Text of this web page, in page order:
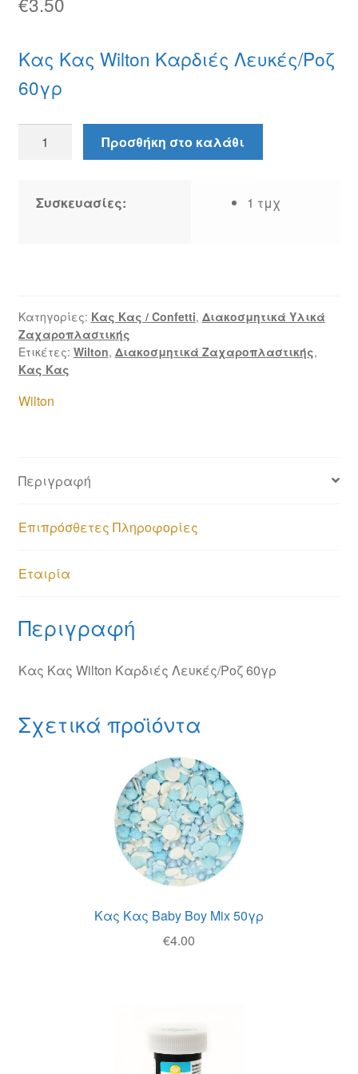
Κας Κας Wilton Καρδιές Λευκές/Ροζ
60γρ
Λευκές/
Προσθήκη στο καλάθι
Συσκευασίες: 1 τμχ
Κατηγορίες: Κας Κας / Confetti, Διακοσμητικά Υλικά
Ζαχαροπλαστικής
Ετικέτες: Wilton, Διακοσμητικά Ζαχαροπλαστικής,
Κας Κας
Wilton
Περιγραφή
Επιπρόσθετες Πληροφορίες
Εταιρία
Περιγραφή
Κας Κας Wilton Καρδιές Λευκές/Ροζ 60γρ
Σχετικά προϊόντα
Κας Κας Baby Boy Mix 50γρ
€4.00